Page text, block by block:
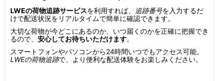
LWEの荷物追跡サービスを利用すれば、 追跡番号を入力するだ
けで配送状況をリアルタイムで簡単に確認できます。
大切な荷物が今どこにあるのか、いつ届くのかを正確に把握でき
るので、 安心してお待ちいただけます。
スマートフォンやパソコンから24時間いつでもアクセス可能。
LWEの荷物追跡で、より便利な配送体験をお楽しみください。